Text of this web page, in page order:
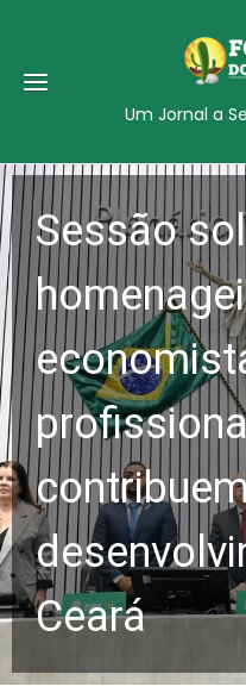
Um Jornal a
Sessão
Ceará